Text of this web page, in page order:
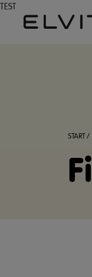
TEST
START /